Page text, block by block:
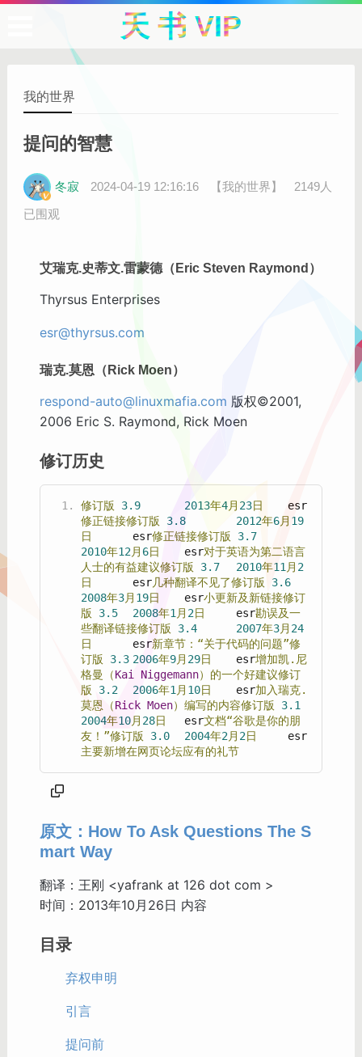
天 书 VIP
我的世界
提问的智慧
冬寂 2024-04-19 12:16:16 【我的世界】
2149人
已围观
艾瑞克.史蒂文.雷蒙德（Eric Steven Raymond）
Thyrsus Enterprises
esr@thyrsus.com
瑞克.莫恩（Rick Moen）
respond-auto@linuxmafia.com 版权©2001,
2006 Eric S. Raymond, Rick Moen
修订历史
修订版 3.9 2013年4月 23日
	esr
修正链接修订版
3.8 2012年6月 19
日
	esr
修正链接修订版
3.7
2010年12 月 6日
	esr
对于英语为第二语言
人士的有益建议修订版
3.7 2010年11 月 2
日
	esr
几种翻译不见了修订版
3.6
2008年3月 19日
	esr
小更新及新链接修订
版
3.5 2008年1 月 2日
	esr
勘误及一
些翻译链接修订版
3.4 2007年3月 24
日
	esr
新章节：“关于代码的问题”修
订版
3.3 2006年9月 29日
	esr
增加凯.尼
格曼（Kai Niggemann）的一个好建议修订
版
3.2 2006年1 月 10日
	esr
加入瑞克.
莫恩（Rick Moen）编写的内容修订版
3.1
2004年10月 28日
	esr
文档“谷歌是你的朋
友！”修订版
3.0 2004年2 月 2日
	esr
主要新增在网页论坛应有的礼节
原文：How To Ask Questions The S
mart Way
翻译：王刚 <yafrank at 126 dot com >
时间：2013年10月26日 内容
目录
弃权申明
引言
提问前